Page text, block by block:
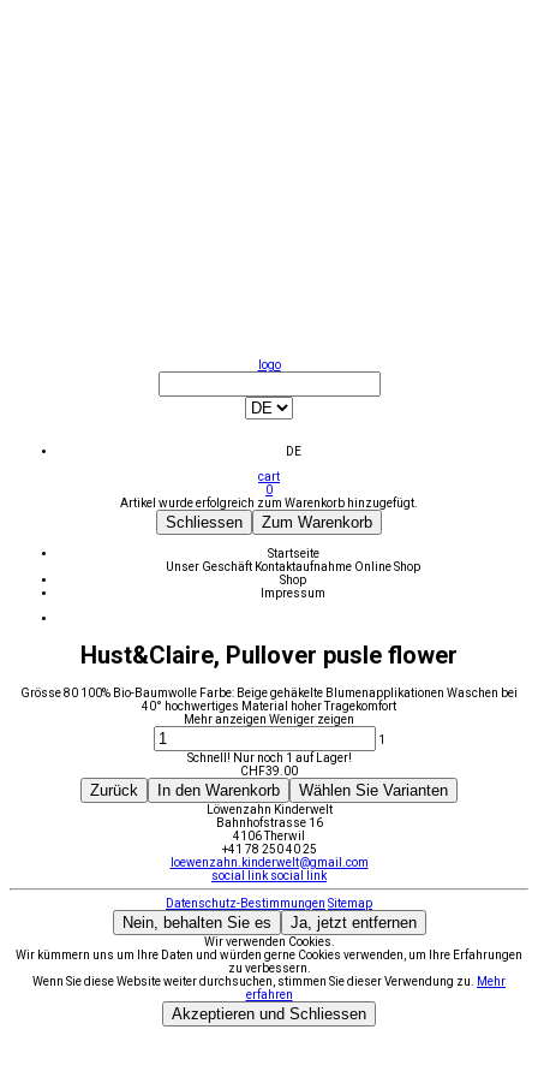
logo
DE
cart
0
Artikel wurde erfolgreich zum Warenkorb hinzugefügt.
Schliessen Zum Warenkorb
Startseite
Unser Geschäft Kontaktaufnahme Online Shop
Shop
Impressum
Hust&Claire, Pullover pusle flower
Grösse 80 100% Bio-Baumwolle Farbe: Beige gehäkelte Blumenapplikationen Waschen bei
40° hochwertiges Material hoher Tragekomfort
Mehr anzeigen Weniger zeigen
1
Schnell! Nur noch 1 auf Lager!
CHF39.00
Zurück In den Warenkorb Wählen Sie Varianten
Löwenzahn Kinderwelt
Bahnhofstrasse 16
4106 Therwil
+41 78 250 40 25
loewenzahn.kinderwelt@gmail.com
social link social link
Datenschutz-Bestimmungen Sitemap
Nein, behalten Sie es Ja, jetzt entfernen
Wir verwenden Cookies.
Wir kümmern uns um Ihre Daten und würden gerne Cookies verwenden, um Ihre Erfahrungen
zu verbessern.
Wenn Sie diese Website weiter durchsuchen, stimmen Sie dieser Verwendung zu.
Mehr
erfahren
Akzeptieren und Schliessen